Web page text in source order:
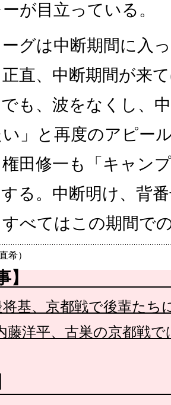
が目立っている。
グは中断期間に入
直、中断期間が来
も、波をなくし、
」と再度のアピー
田修一も「キャン
る。中断明け、背
べてはこの期間で
希）
】
基、京都戦で後輩たち
藤洋平、古巣の京都戦